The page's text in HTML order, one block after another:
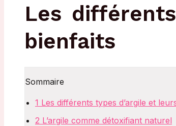
Les
bienfaits
Sommaire
1 Les différents types d’argile et
2 L’argile comme détoxifiant naturel